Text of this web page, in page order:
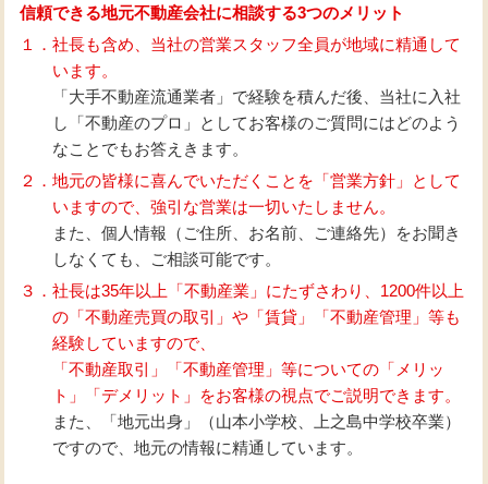
信頼できる地元不動産会社に相談する3つのメリット
１．社長も含め、当社の営業スタッフ全員が地域に精通して
います。
「大手不動産流通業者」で経験を積んだ後、当社に入社
し「不動産のプロ」としてお客様のご質問にはどのよう
なことでもお答えきます。
２．地元の皆様に喜んでいただくことを「営業方針」として
いますので、強引な営業は一切いたしません。
また、個人情報（ご住所、お名前、ご連絡先）をお聞き
しなくても、ご相談可能です。
３．社長は35年以上「不動産業」にたずさわり、1200件以上
の「不動産売買の取引」や「賃貸」「不動産管理」等も
経験していますので、
「不動産取引」「不動産管理」等についての「メリッ
ト」「デメリット」をお客様の視点でご説明できます。
また、「地元出身」（山本小学校、上之島中学校卒業）
ですので、地元の情報に精通しています。